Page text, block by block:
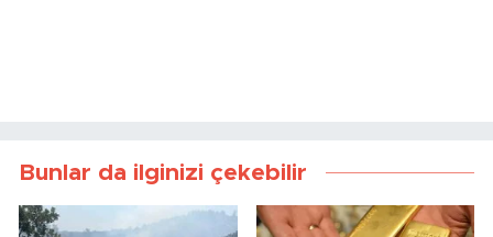
Bunlar da ilginizi çekebilir